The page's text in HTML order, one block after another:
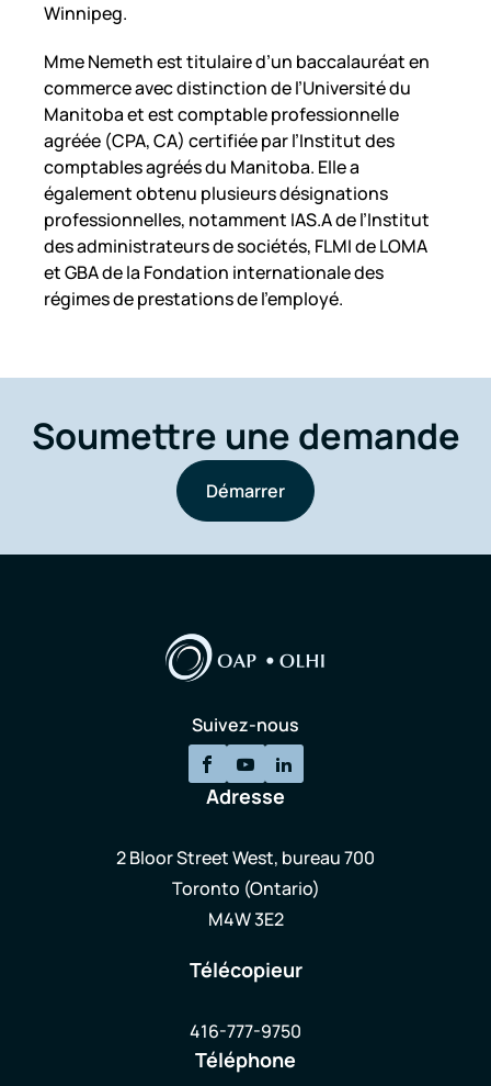
Winnipeg.
Mme Nemeth est titulaire d’un baccalauréat en
commerce avec distinction de l’Université du
Manitoba et est comptable professionnelle
agréée (CPA, CA) certifiée par l’Institut des
comptables agréés du Manitoba. Elle a
également obtenu plusieurs désignations
professionnelles, notamment IAS.A de l’Institut
des administrateurs de sociétés, FLMI de LOMA
et GBA de la Fondation internationale des
régimes de prestations de l’employé.
Soumettre une demande
Démarrer
Suivez-nous
Adresse
2 Bloor Street West, bureau 700
Toronto (Ontario)
M4W 3E2
Télécopieur
416-777-9750
Téléphone